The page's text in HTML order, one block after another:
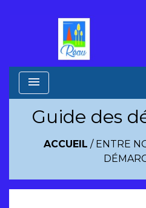
menu
Guide des
ACCUEIL / ENTRE